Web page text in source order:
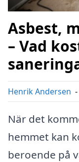
Asbest,
– Vad
Henrik Andersen -
När det
hemmet kan
beroende på